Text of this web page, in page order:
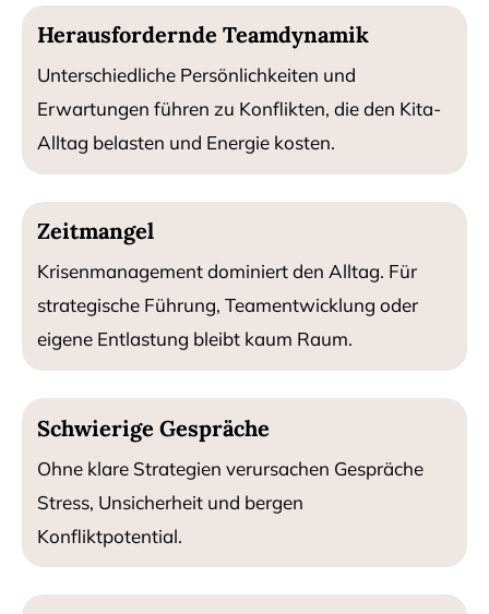
Herausfordernde Teamdynamik
Unterschiedliche Persönlichkeiten und
Erwartungen führen zu Konflikten, die den Kita-
Alltag belasten und Energie kosten.
Zeitmangel
Krisenmanagement dominiert den Alltag. Für
strategische Führung, Teamentwicklung oder
eigene Entlastung bleibt kaum Raum.
Schwierige Gespräche
Ohne klare Strategien verursachen Gespräche
Stress, Unsicherheit und bergen
Konfliktpotential.